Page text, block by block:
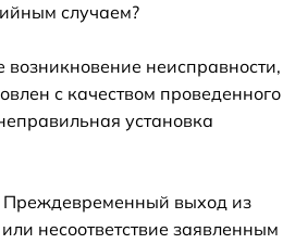
случаем?
возникновение неисправности,
с качеством проведенного
установка
выход из
несоответствие заявленным